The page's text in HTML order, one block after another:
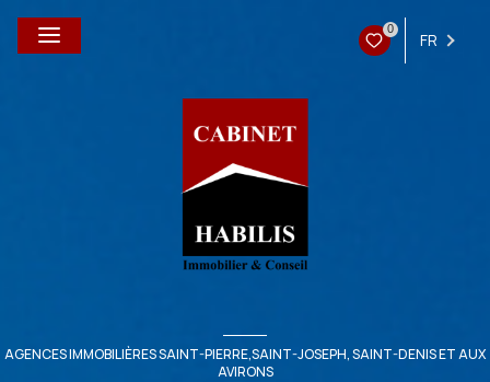
0
FR
AGENCES IMMOBILIÈRES SAINT-PIERRE,SAINT-JOSEPH, SAINT-DENIS ET AUX
AVIRONS